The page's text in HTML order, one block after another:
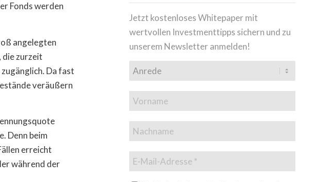
Fonds werden
angelegten
die zurzeit
Da fast
veräußern
Denn beim
erreicht
während der
Jetzt kostenloses Whitepaper mit
wertvollen Investmenttipps sichern und zu
unserem Newsletter anmelden!